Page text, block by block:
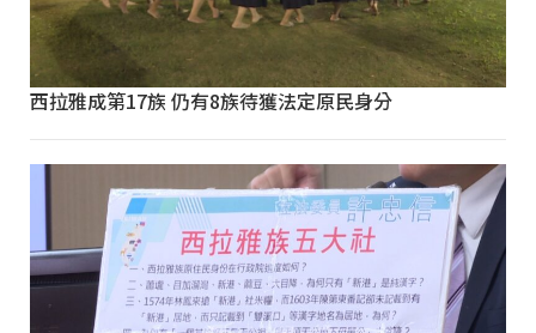
西拉雅成第17族 仍有8族待獲法定原民身分